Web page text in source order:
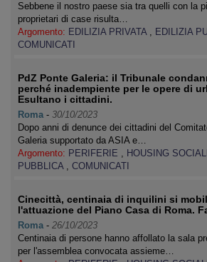
Sebbene il nostro paese sia tra quelli con la
proprietari di case risulta…
Argomento: EDILIZIA PRIVATA , EDILIZIA
COMUNICATI
PdZ Ponte Galeria: il Tribunale
perché inadempiente per le opere di
Esultano i cittadini.
Roma - 30/10/2023
Dopo anni di denunce dei cittadini del
Galeria supportato da ASIA e…
Argomento: PERIFERIE , HOUSING
PUBBLICA , COMUNICATI
Cinecittà, centinaia di inquilini si
l'attuazione del Piano Casa di Roma.
Roma - 26/10/2023
Centinaia di persone hanno affollato la sala
per l'assemblea convocata assieme…